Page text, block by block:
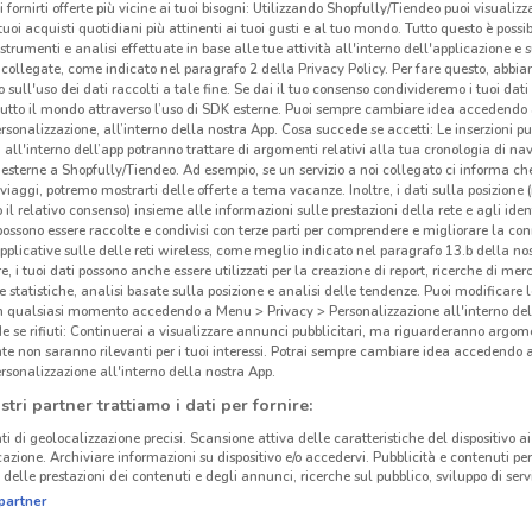
volantini nella tua zona. Riprova più tardi.
CANEGRATE RESCALDINA
SARONNO RHO
VITTUONE
GARBAGNATE
Gli
fornirti offerte più vicine ai tuoi bisogni: Utilizzando Shopfully/Tiendeo puoi
acquisti quotidiani più attinenti ai tuoi gusti e al tuo mondo. Tutto questo è
e analisi effettuate in base alle tue attività all'interno dell'applicazione e
come indicato nel paragrafo 2 della Privacy Policy. Per fare questo,
sull'uso dei dati raccolti a tale fine. Se dai il tuo consenso condivideremo i tuoi dati
il mondo attraverso l’uso di SDK esterne. Puoi sempre cambiare idea accedendo
all’interno della nostra App. Cosa succede se accetti: Le inserzioni
all'interno dell’app potranno trattare di argomenti relativi alla tua cronologia di
a Shopfully/Tiendeo. Ad esempio, se un servizio a noi collegato ci informa
potremo mostrarti delle offerte a tema vacanze. Inoltre, i dati sulla posizione
il relativo consenso) insieme alle informazioni sulle prestazioni della rete e agli
essere raccolte e condivisi con terze parti per comprendere e migliorare la
sulle delle reti wireless, come meglio indicato nel paragrafo 13.b della
i tuoi dati possono anche essere utilizzati per la creazione di report, ricerche di
statistiche, analisi basate sulla posizione e analisi delle tendenze. Puoi modificare
qualsiasi momento accedendo a Menu > Privacy > Personalizzazione all'interno
se rifiuti: Continuerai a visualizzare annunci pubblicitari, ma riguarderanno
non saranno rilevanti per i tuoi interessi. Potrai sempre cambiare idea accedendo
all'interno della nostra App.
partner trattiamo i dati per fornire:
di geolocalizzazione precisi. Scansione attiva delle caratteristiche del dispositivo
Archiviare informazioni su dispositivo e/o accedervi. Pubblicità e contenuti
prestazioni dei contenuti e degli annunci, ricerche sul pubblico, sviluppo di